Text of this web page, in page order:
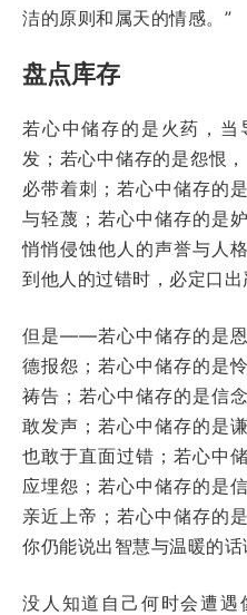
洁的原则和属天的情感。”
盘点库存
若心中储存的是火药，
发；若心中储存的是怨恨
必带着刺；若心中储存的
与轻蔑；若心中储存的是
悄悄侵蚀他人的声誉与人
到他人的过错时，必定口出
但是——若心中储存的是
德报怨；若心中储存的是
祷告；若心中储存的是信
敢发声；若心中储存的是
也敢于直面过错；若心中
应埋怨；若心中储存的是
亲近上帝；若心中储存的
你仍能说出智慧与温暖的话
没人知道自己何时会遭